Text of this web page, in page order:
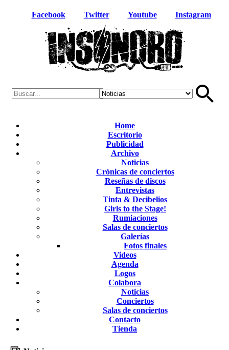
Facebook Twitter Youtube Instagram
Home
Escritorio
Publicidad
Archivo
Noticias
Crónicas de conciertos
Reseñas de discos
Entrevistas
Tinta & Decibelios
Girls to the Stage!
Rumiaciones
Salas de conciertos
Galerías
Fotos finales
Videos
Agenda
Logos
Colabora
Noticias
Conciertos
Salas de conciertos
Contacto
Tienda